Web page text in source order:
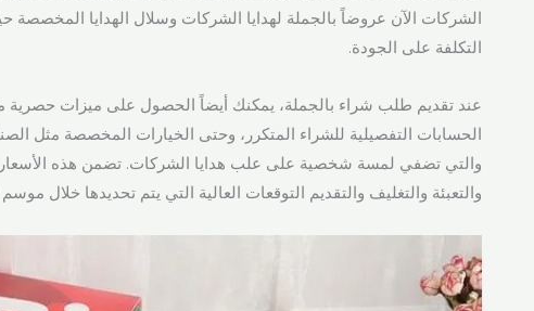
الشركات الآن عروضاً بالجملة لهدايا الشركات وسلال الهدايا المخصصة
التكلفة على الجودة.
عند تقديم طلب شراء بالجملة، يمكنك أيضاً الحصول على ميزات حصرية
الحسابات التفصيلية للشراء المتكرر، وحتى الخيارات المخصصة مثل
والتي تضفي لمسة شخصية على علب هدايا الشركات. تضمن هذه الأسعار
والتعبئة والتغليف والتقديم التوقعات العالية التي يتم تحديدها خلال موسم